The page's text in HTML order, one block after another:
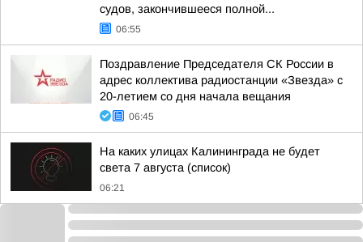
судов, закончившееся полной...
06:55
Поздравление Председателя СК России в
адрес коллектива радиостанции «Звезда» с
20-летием со дня начала вещания
06:45
На каких улицах Калининграда не будет
света 7 августа (список)
06:21